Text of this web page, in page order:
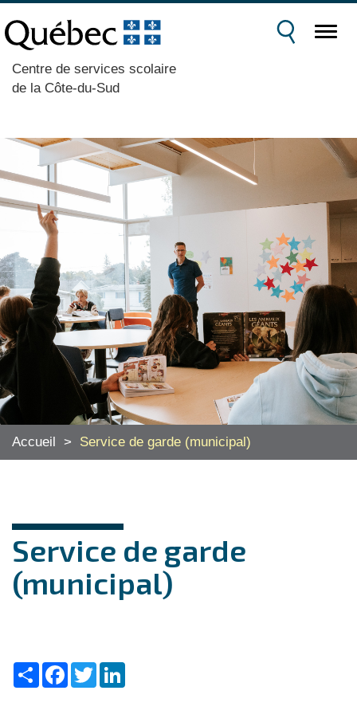
Centre de services scolaire
de la Côte-du-Sud
Accueil > Service de garde (municipal)
Service de garde
(municipal)
ShareFacebook
Twitter